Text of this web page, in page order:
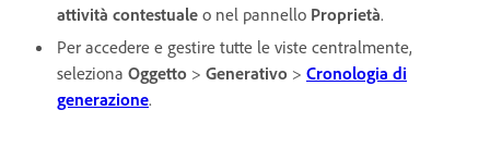
attività contestuale o nel pannello Proprietà.
Per accedere e gestire tutte le viste centralmente,
seleziona Oggetto > Generativo > Cronologia di
generazione.